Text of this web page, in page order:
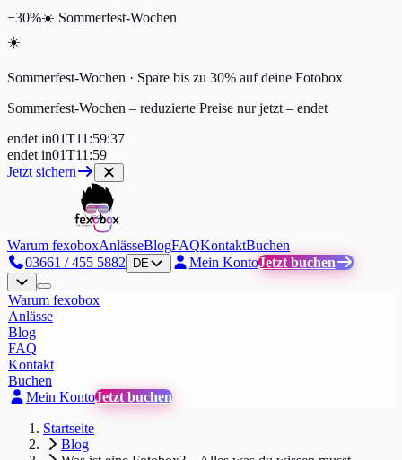
−30%☀️ Sommerfest-Wochen
☀️
Sommerfest-Wochen · Spare bis zu 30% auf deine Fotobox
Sommerfest-Wochen – reduzierte Preise nur jetzt – endet
endet in01T11 :59:36
endet in01T11 :59
Jetzt sichern
Warum fexoboxAnlässeBlogFAQKontaktBuchen
03661 / 455 5882
DE Mein KontoJetzt buchen
Warum fexobox
Anlässe
Blog
FAQ
Kontakt
Buchen
Mein KontoJetzt buchen
Startseite
Blog